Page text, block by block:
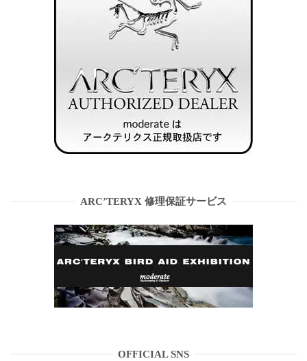
ARC’TERYX 修理保証サービス
OFFICIAL SNS